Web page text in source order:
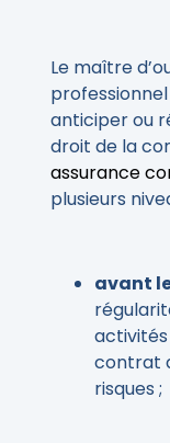
Le maître
anticiper ou
droit de la
assurance
plusieurs
avant
contrat
risques ;